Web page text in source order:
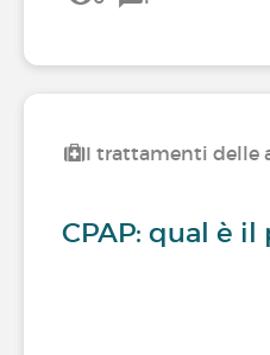
I trattamenti delle
CPAP: qual è il